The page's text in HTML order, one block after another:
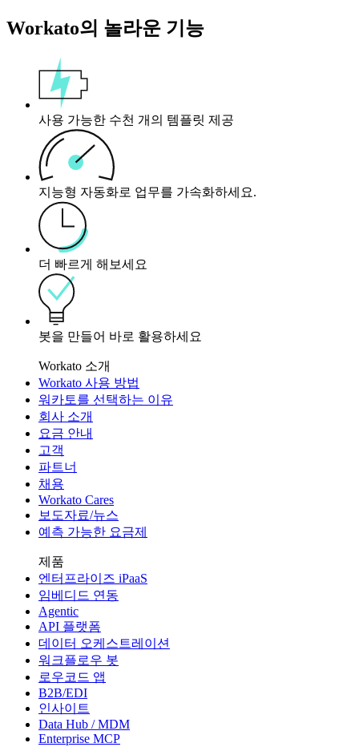
Workato의 놀라운 기능
사용 가능한 수천 개의 템플릿 제공
지능형 자동화로 업무를 가속화하세요.
더 빠르게 해보세요
봇을 만들어 바로 활용하세요
Workato 소개
Workato 사용 방법
워카토를 선택하는 이유
회사 소개
요금 안내
고객
파트너
채용
Workato Cares
보도자료/뉴스
예측 가능한 요금제
제품
엔터프라이즈 iPaaS
임베디드 연동
Agentic
API 플랫폼
데이터 오케스트레이션
워크플로우 봇
로우코드 앱
B2B/EDI
인사이트
Data Hub / MDM
Enterprise MCP